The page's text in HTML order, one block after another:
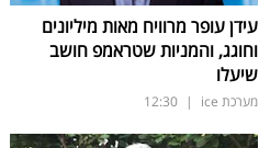
עידן עופר מרוויח מאות מיליונים
וחוגג, והמניות שטראמפ חושב
שיעלו
מערכת ice |
12:30